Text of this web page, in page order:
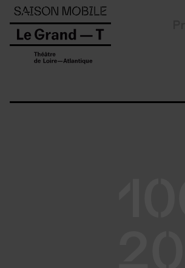
Panneau de gestion des cookies